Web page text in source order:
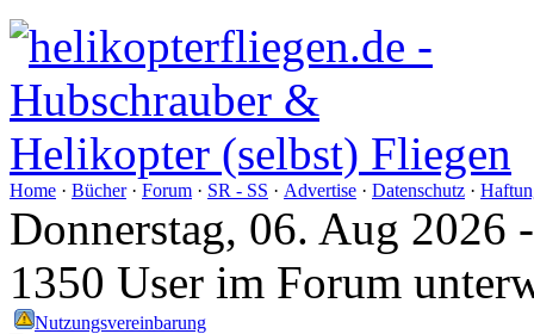
Home · Bücher· Forum · SR - SS · Advertise · Datenschutz ·
Donnerstag, 06. Aug 2026
1350 User im Forum
Nutzungsvereinbarung